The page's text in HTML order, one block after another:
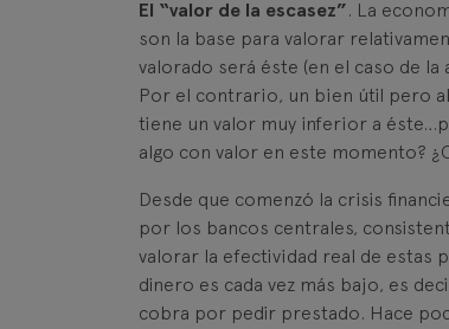
El “valor de la escasez”. La
son la base para valorar
valorado será éste (en el caso de
Por el contrario, un bien útil pero
tiene un valor muy inferior a
algo con valor en este momento?
Desde que comenzó la crisis
por los bancos centrales,
valorar la efectividad real de estas
dinero es cada vez más bajo, es
cobra por pedir prestado. Hace